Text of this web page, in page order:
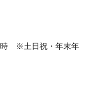
※土日祝・年末年